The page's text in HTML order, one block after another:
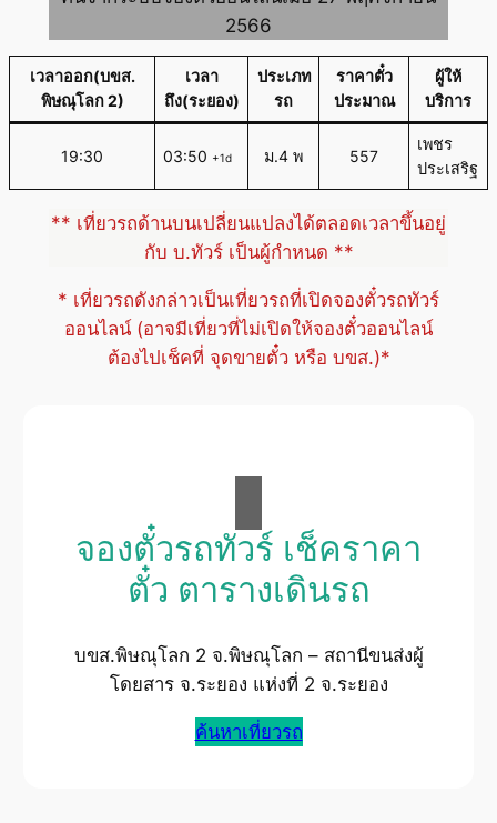
2566
เวลาออก(บขส.
พิษณุโลก 2)
เวลา
ถึง(ระยอง)
ประเภท
รถ
ราคาตั๋ว
ประมาณ
ผู้ให้
บริการ
19:30 03:50 +1d ม.4 พ 557
เพชร
ประเสริฐ
** เที่ยวรถด้านบนเปลี่ยนแปลงได้ตลอดเวลาขึ้นอยู่
กับ บ.ทัวร์ เป็นผู้กำหนด **
* เที่ยวรถดังกล่าวเป็นเที่ยวรถที่เปิดจองตั๋วรถทัวร์
ออนไลน์ (อาจมีเที่ยวที่ไม่เปิดให้จองตั๋วออนไลน์
ต้องไปเช็คที่ จุดขายตั๋ว หรือ บขส.)*
จองตั๋วรถทัวร์ เช็คราคา
ตั๋ว ตารางเดินรถ
บขส.พิษณุโลก 2 จ.พิษณุโลก – สถานีขนส่งผู้
โดยสาร จ.ระยอง แห่งที่ 2 จ.ระยอง
ค้นหาเที่ยวรถ